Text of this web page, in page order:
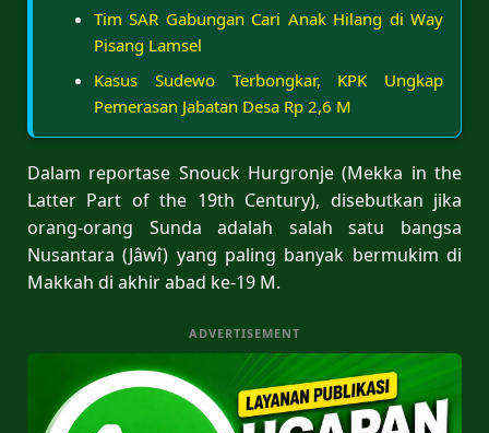
Tim SAR Gabungan Cari Anak Hilang di Way
Pisang Lamsel
Kasus Sudewo Terbongkar, KPK Ungkap
Pemerasan Jabatan Desa Rp 2,6 M
Dalam reportase Snouck Hurgronje (Mekka in the
Latter Part of the 19th Century), disebutkan jika
orang-orang Sunda adalah salah satu bangsa
Nusantara (Jâwî) yang paling banyak bermukim di
Makkah di akhir abad ke-19 M.
ADVERTISEMENT